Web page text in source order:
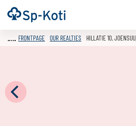
Go
to
Frontpage
FRONTPAGE OUR REALTIES HILLATIE 10,